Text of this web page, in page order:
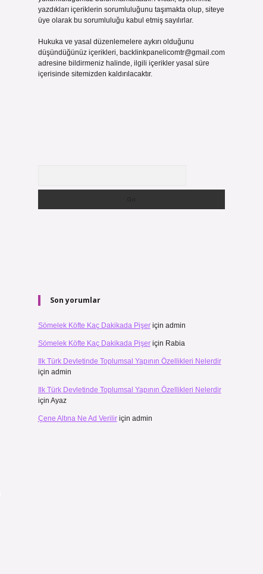
yazdıkları içeriklerin sorumluluğunu taşımakta olup, siteye
üye olarak bu sorumluluğu kabul etmiş sayılırlar.
Hukuka ve yasal düzenlemelere aykırı olduğunu
düşündüğünüz içerikleri, backlinkpanelicomtr@gmail.com
adresine bildirmeniz halinde, ilgili içerikler yasal süre
içerisinde sitemizden kaldırılacaktır.
Son yorumlar
Sömelek Köfte Kaç Dakikada Pişeriçin admin
Sömelek Köfte Kaç Dakikada Pişeriçin Rabia
Ilk Türk Devletinde Toplumsal Yapının Özellikleri Nelerdir
için admin
Ilk Türk Devletinde Toplumsal Yapının Özellikleri Nelerdir
için Ayaz
Çene Altına Ne Ad Veriliriçin admin